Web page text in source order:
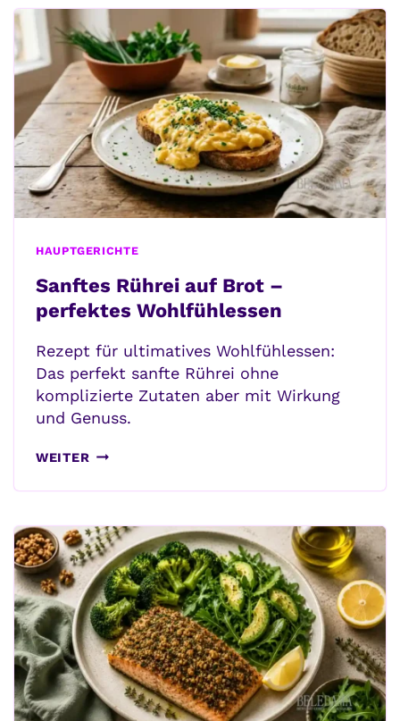
INGWER
HAUPTGERICHTE
Sanftes Rührei auf Brot –
perfektes Wohlfühlessen
Rezept für ultimatives Wohlfühlessen:
Das perfekt sanfte Rührei ohne
komplizierte Zutaten aber mit Wirkung
und Genuss.
WEITERSANFTES
–
PERFEKTES
WOHLFÜHLESSEN